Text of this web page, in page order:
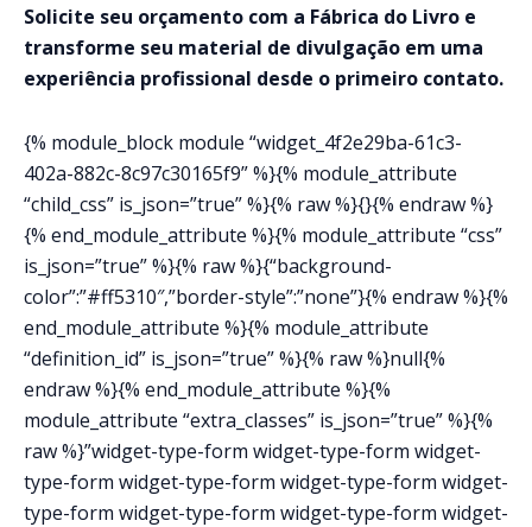
Solicite seu orçamento com a Fábrica do Livro e
transforme seu material de divulgação em uma
experiência profissional desde o primeiro contato.
{% module_block module “widget_4f2e29ba-61c3-
402a-882c-8c97c30165f9” %}{% module_attribute
“child_css” is_json=”true” %}{% raw %}{}{% endraw %}
{% end_module_attribute %}{% module_attribute “css”
is_json=”true” %}{% raw %}{“background-
color”:”#ff5310″,”border-style”:”none”}{% endraw %}{%
end_module_attribute %}{% module_attribute
“definition_id” is_json=”true” %}{% raw %}null{%
endraw %}{% end_module_attribute %}{%
module_attribute “extra_classes” is_json=”true” %}{%
raw %}”widget-type-form widget-type-form widget-
type-form widget-type-form widget-type-form widget-
type-form widget-type-form widget-type-form widget-